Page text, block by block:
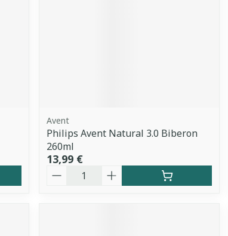
Avent
Philips Avent Natural 3.0 Biberon
260ml
13,99 €
Quantité